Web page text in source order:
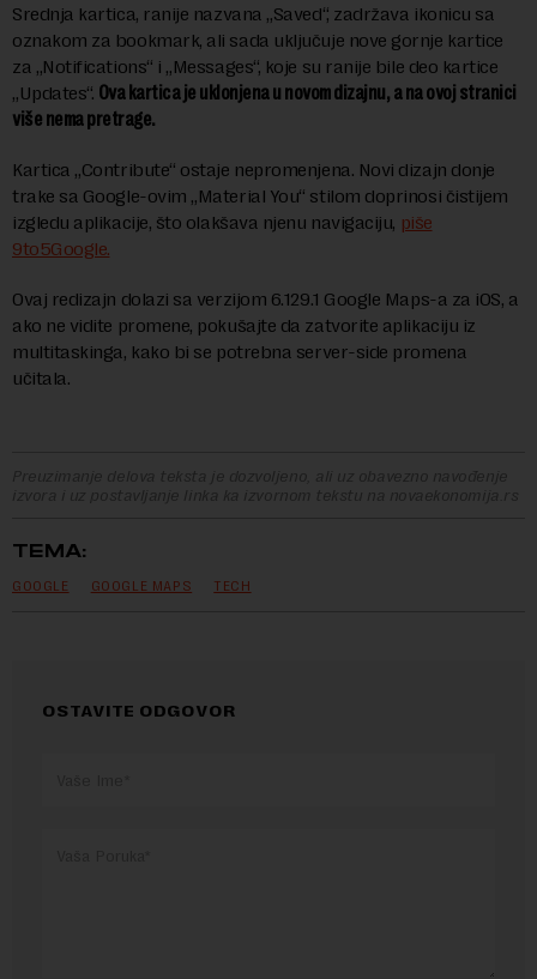
Srednja kartica, ranije nazvana „Saved“, zadržava ikonicu sa
oznakom za bookmark, ali sada uključuje nove gornje kartice
za „Notifications“ i „Messages“, koje su ranije bile deo kartice
„Updates“. Ova kartica je uklonjena u novom dizajnu, a na ovoj stranici
više nema pretrage.
Kartica „Contribute“ ostaje nepromenjena. Novi dizajn donje
trake sa Google-ovim „Material You“ stilom doprinosi čistijem
izgledu aplikacije, što olakšava njenu navigaciju, piše
9to5Google.
Ovaj redizajn dolazi sa verzijom 6.129.1 Google Maps-a za iOS, a
ako ne vidite promene, pokušajte da zatvorite aplikaciju iz
multitaskinga, kako bi se potrebna server-side promena
učitala.
Preuzimanje delova teksta je dozvoljeno, ali uz obavezno navođenje
izvora i uz postavljanje linka ka izvornom tekstu na novaekonomija.rs
TEMA:
GOOGLE GOOGLE MAPS TECH
OSTAVITE ODGOVOR